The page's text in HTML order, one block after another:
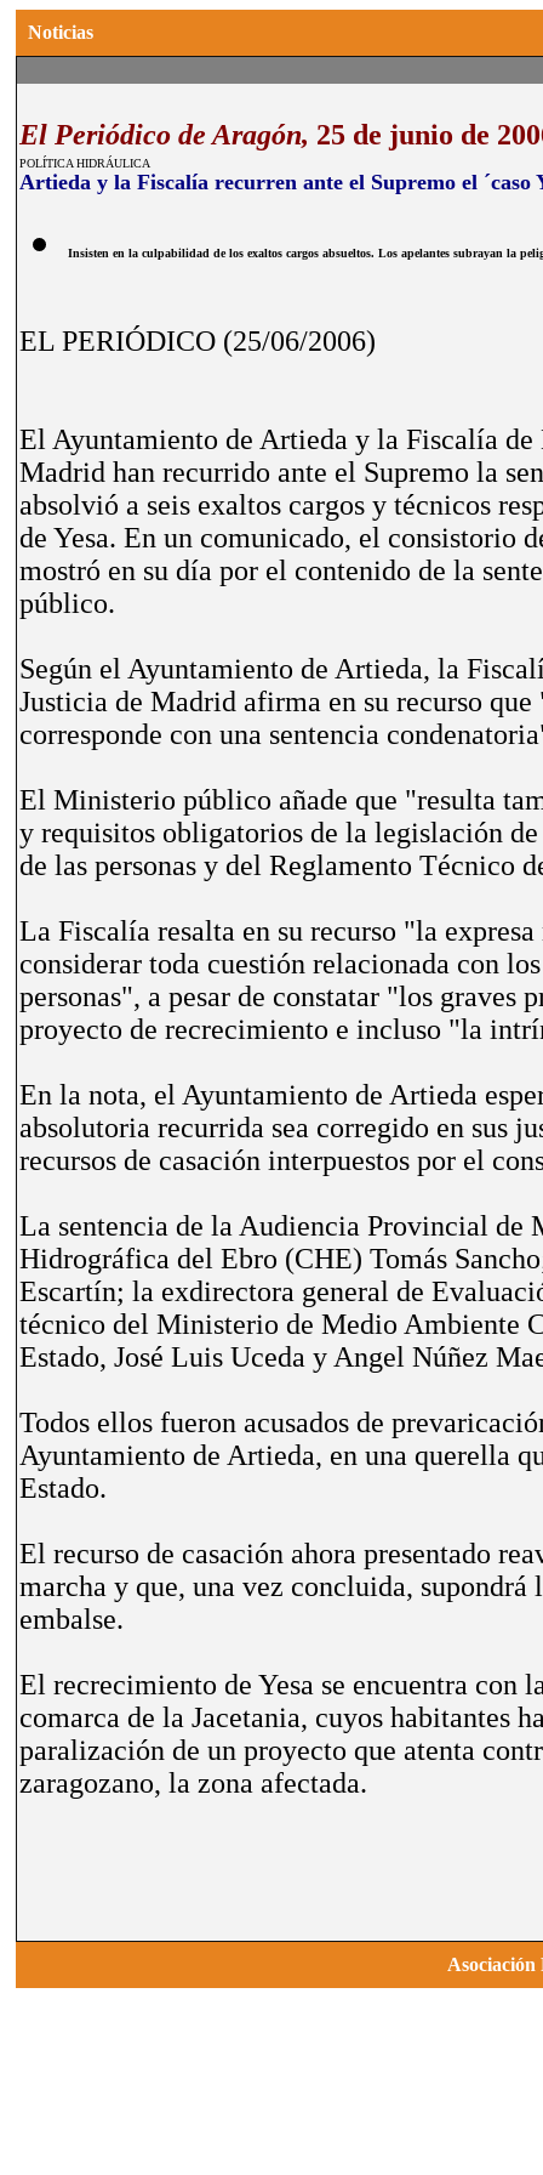
Noticias
El Periódico de Aragón, 25 de junio de
POLÍTICA HIDRÁULICA
Artieda y la Fiscalía recurren ante el Supremo el ´caso
Insisten en la culpabilidad de los exaltos cargos absueltos. Los apelantes subrayan la
EL PERIÓDICO (25/06/2006)
El Ayuntamiento de Artieda y la Fiscalía
Madrid han recurrido ante el Supremo la
absolvió a seis exaltos cargos y técnicos
de Yesa. En un comunicado, el consistorio
mostró en su día por el contenido de la
público.
Según el Ayuntamiento de Artieda, la
Justicia de Madrid afirma en su recurso
corresponde con una sentencia
El Ministerio público añade que "resulta
y requisitos obligatorios de la legislación
de las personas y del Reglamento Técnico
La Fiscalía resalta en su recurso "la
considerar toda cuestión relacionada con
personas", a pesar de constatar "los
proyecto de recrecimiento e incluso "la
En la nota, el Ayuntamiento de Artieda
absolutoria recurrida sea corregido en sus
recursos de casación interpuestos por el
La sentencia de la Audiencia Provincial de
Hidrográfica del Ebro (CHE) Tomás
Escartín; la exdirectora general de
técnico del Ministerio de Medio Ambiente
Estado, José Luis Uceda y Angel Núñez
Todos ellos fueron acusados de
Ayuntamiento de Artieda, en una querella
Estado.
El recurso de casación ahora presentado
marcha y que, una vez concluida, supondrá
embalse.
El recrecimiento de Yesa se encuentra
comarca de la Jacetania, cuyos habitantes
paralización de un proyecto que atenta
zaragozano, la zona afectada.